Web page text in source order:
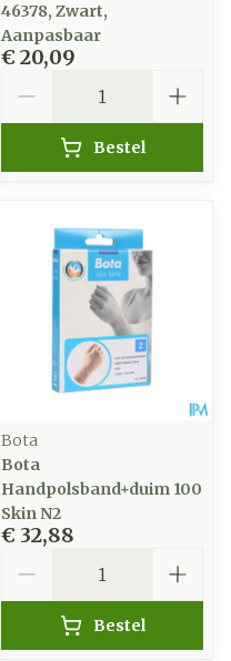
46378, Zwart,
Aanpasbaar
€ 20,09
Bestel
Bota
Bota
Handpolsband+duim 100
Skin N2
€ 32,88
Bestel